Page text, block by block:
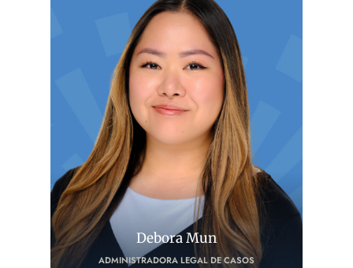
Debora Mun
ADMINISTRADORA LEGAL DE CASOS